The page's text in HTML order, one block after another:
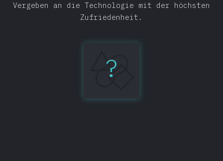
Vergeben an die Technologie mit der höchsten
Zufriedenheit.
?
Testing
Library